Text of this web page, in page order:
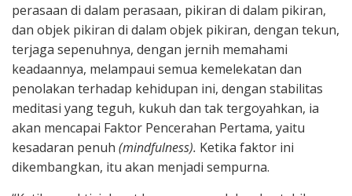
perasaan di dalam perasaan, pikiran di dalam pikiran,
dan objek pikiran di dalam objek pikiran, dengan tekun,
terjaga sepenuhnya, dengan jernih memahami
keadaannya, melampaui semua kemelekatan dan
penolakan terhadap kehidupan ini, dengan stabilitas
meditasi yang teguh, kukuh dan tak tergoyahkan, ia
akan mencapai Faktor Pencerahan Pertama, yaitu
kesadaran penuh (mindfulness). Ketika faktor ini
dikembangkan, itu akan menjadi sempurna.